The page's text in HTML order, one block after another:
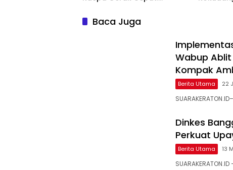
Diserahkan!
Baca Juga
Wabup Ablit
Kompak
Berita Utama 22
Dinkes
Perkuat
Berita Utama 13